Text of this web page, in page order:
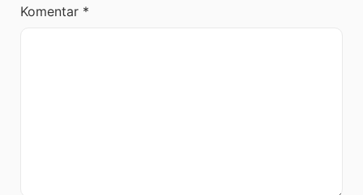
Komentar *